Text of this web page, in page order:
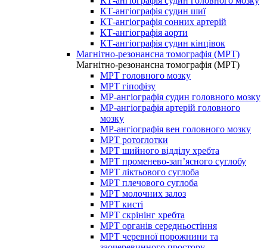
КТ-ангіографія судин шиї
КТ-ангіографія сонних артерій
КТ-ангіографія аорти
КТ-ангіографія судин кінцівок
Магнітно-резонансна томографія (МРТ)
Магнітно-резонансна томографія (МРТ)
МРТ головного мозку
МРТ гіпофізу
МР-ангіографія судин головного мозку
МР-ангіографія артерій головного
мозку
МР-ангіографія вен головного мозку
МРТ ротоглотки
МРТ шийного відділу хребта
МРТ променево-зап’ясного суглобу
МРТ ліктьового суглоба
МРТ плечового суглоба
МРТ молочних залоз
МРТ кисті
МРТ скрінінг хребта
МРТ органів середньостіння
МРТ черевної порожнини та